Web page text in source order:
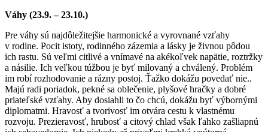
Váhy (23.9. – 23.10.)
Pre váhy sú najdôležitejšie harmonické a vyrovnané vzťahy
v rodine. Pocit istoty, rodinného zázemia a lásky je živnou pôdou
ich rastu. Sú veľmi citlivé a vnímavé na akékoľvek napätie, roztržky
a násilie. Ich veľkou túžbou je byť milovaný a chválený. Problém
im robí rozhodovanie a rázny postoj. Ťažko dokážu povedať nie..
Majú radi poriadok, pekné sa oblečenie, plyšové hračky a dobré
priateľské vzťahy. Aby dosiahli to čo chcú, dokážu byť výbornými
diplomatmi. Hravosť a tvorivosť im otvára cestu k vlastnému
rozvoju. Prezieravosť, hrubosť a citový chlad však ľahko zašliapnú